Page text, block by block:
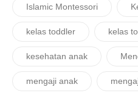
Islamic Montessori
kelas toddler kelas
kesehatan anak
mengaji anak